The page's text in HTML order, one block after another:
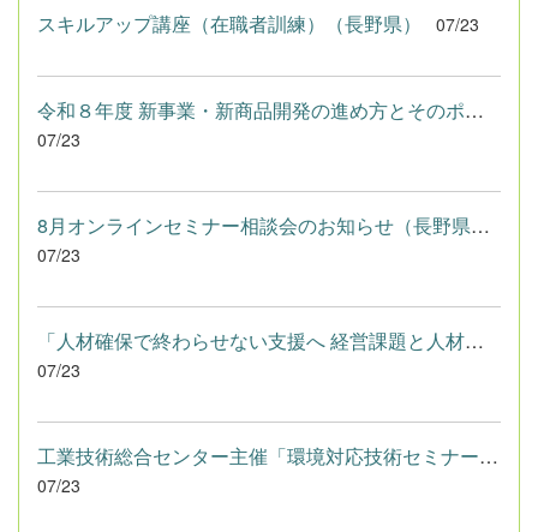
スキルアップ講座（在職者訓練）（長野県） 07/23
令和８年度 新事業・新商品開発の進め方とそのポイント（実践編) ...
07/23
8月オンラインセミナー相談会のお知らせ（長野県よろず支援拠点）
07/23
「人材確保で終わらせない支援へ 経営課題と人材課題をつなぐ実践...
07/23
工業技術総合センター主催「環境対応技術セミナー」を開催します...
07/23